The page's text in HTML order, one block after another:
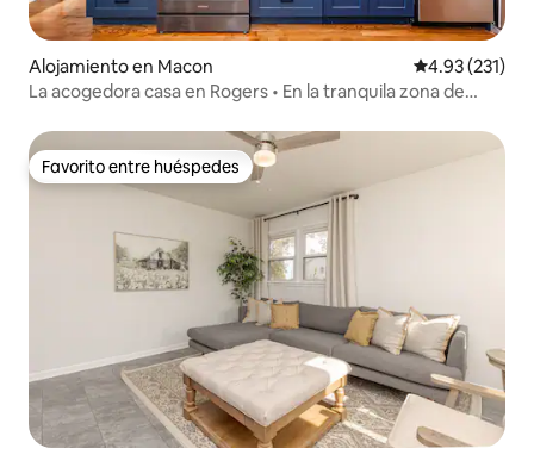
Alojamiento en Macon Calificación
4.93 (231)
La acogedora casa en Rogers • En la tranquila zona de
Favorito entre huéspedes
Favorito entre huéspedes